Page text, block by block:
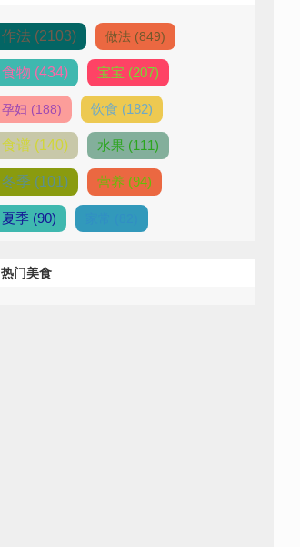
作法 (2103) 做法 (849)
食物 (434) 宝宝 (207)
孕妇 (188) 饮食 (182)
食谱 (140) 水果 (111)
冬季 (101) 营养 (94)
夏季 (90)
热门美食